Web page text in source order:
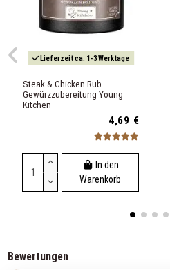
Lieferzeit ca. 1-3 Werktage
Steak & Chicken Rub
Gewürzzubereitung Young
Kitchen
4,69 €
In den
Warenkorb
Bewertungen